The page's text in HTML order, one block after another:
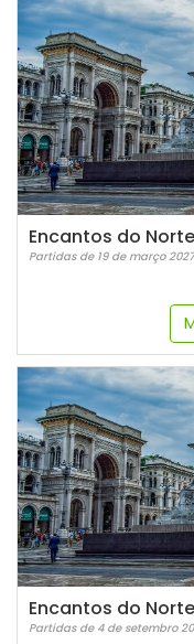
Encantos do
Partidas de 19 de março
Partidas de 4 de setembro